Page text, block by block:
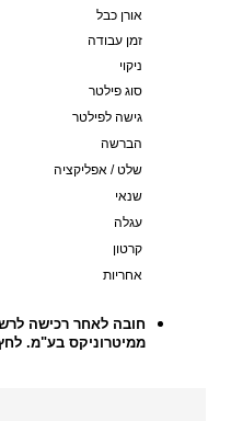
אורן כבל
זמן עבודה
ניקוי
סוג פילטר
גישה לפילטר
הברשה
שלט / אפליקציה
שנאי
עגלה
קרטון
אחריות
חובה לאחר רכישה
ממיטרוניקס בע"מ.